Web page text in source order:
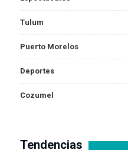
Tulum
Puerto Morelos
Deportes
Cozumel
Tendencias